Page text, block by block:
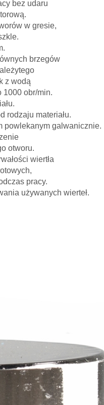
bez udaru
w gresie,
brzegów
z wodą
1000 obr/min.
rodzaju materiału.
powlekanym galwanicznie.
otworu.
wiertła
pracy.
używanych wierteł.